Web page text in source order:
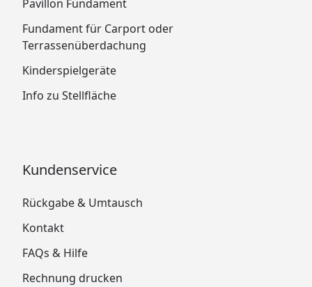
Pavillon Fundament
Fundament für Carport oder
Terrassenüberdachung
Kinderspielgeräte
Info zu Stellfläche
Kundenservice
Rückgabe & Umtausch
Kontakt
FAQs & Hilfe
Rechnung drucken